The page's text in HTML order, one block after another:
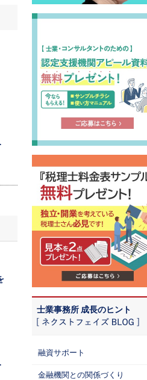
士業事務所 成長のヒント
融資サポート
金融機関との関係づくり